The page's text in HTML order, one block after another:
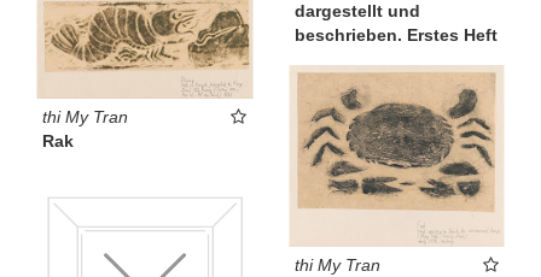
dargestellt und
beschrieben. Erstes Heft
thi My Tran
Rak
thi My Tran